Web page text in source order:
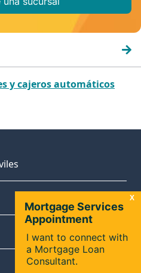
y cajeros automáticos